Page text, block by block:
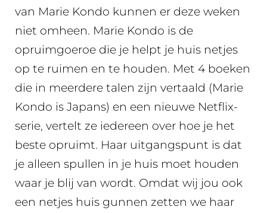
van Marie Kondo kunnen er deze weken
niet omheen. Marie Kondo is de
opruimgoeroe die je helpt je huis netjes
op te ruimen en te houden. Met 4 boeken
die in meerdere talen zijn vertaald (Marie
Kondo is Japans) en een nieuwe Netflix-
serie, vertelt ze iedereen over hoe je het
beste opruimt. Haar uitgangspunt is dat
je alleen spullen in je huis moet houden
waar je blij van wordt. Omdat wij jou ook
een netjes huis gunnen zetten we haar